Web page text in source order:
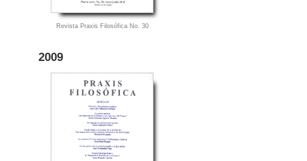
Revista Praxis Filosófica No. 30
2009